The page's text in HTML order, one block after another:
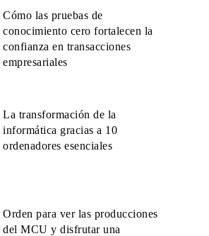
Cómo las pruebas de
conocimiento cero fortalecen la
confianza en transacciones
empresariales
La transformación de la
informática gracias a 10
ordenadores esenciales
Orden para ver las producciones
del MCU y disfrutar una